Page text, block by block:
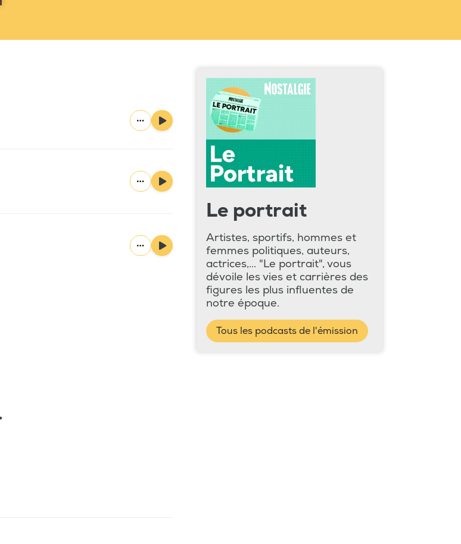
Le portrait
Artistes, sportifs, hommes et
femmes politiques, auteurs,
actrices,... "Le portrait", vous
dévoile les vies et carrières des
figures les plus influentes de
notre époque.
Tous les podcasts de l'émission